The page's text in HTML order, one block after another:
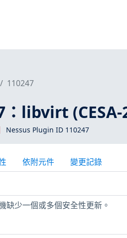
110247
：libvirt (CESA-
Nessus Plugin ID 110247
依附元件 變更記錄
缺少一個或多個安全性更新。